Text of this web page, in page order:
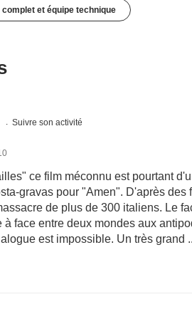
et équipe technique
Suivre son activité
ce film méconnu est pourtant
gravas pour "Amen". D'après des
de plus de 300 italiens. Le
face entre deux mondes aux
est impossible. Un très grand